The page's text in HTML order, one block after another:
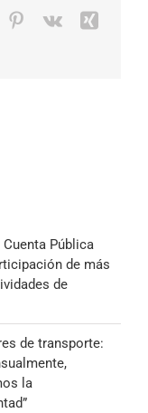
Pinterest
Vk
Xing
Pública
de más
de
de transporte:
la